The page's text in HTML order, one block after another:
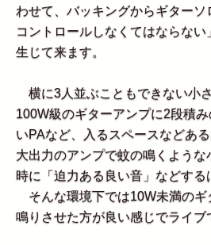
わせて、バッキングからギター
コントロールしなくてはならない
生じて来ます。
横に3人並ぶこともできない小
100W級のギターアンプに2段積
いPAなど、入るスペースなどあ
大出力のアンプで蚊の鳴くような
時に「迫力ある良い音」などする
そんな環境下では10W未満のギ
鳴りさせた方が良い感じでライブ